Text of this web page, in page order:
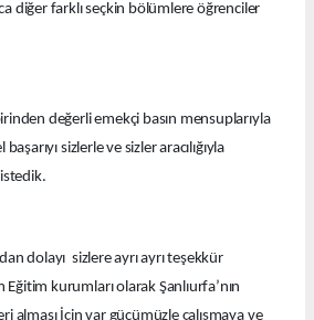
diğer farklı seçkin bölümlere öğrenciler
değerli emekçi basın mensuplarıyla
sizlerle ve sizler aracılığıyla
dolayı sizlere ayrı ayrı teşekkür
kurumları olarak Şanlıurfa’nın
alması İçin var gücümüzle çalışmaya ve